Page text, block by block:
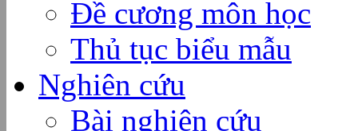
Đề cương môn học
Thủ tục biểu mẫu
Nghiên cứu
Bài nghiên cứu